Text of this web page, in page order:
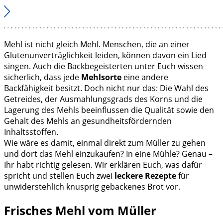
Mehl ist nicht gleich Mehl. Menschen, die an einer
Glutenunverträglichkeit leiden, können davon ein Lied
singen. Auch die Backbegeisterten unter Euch wissen
sicherlich, dass jede Mehlsorte eine andere
Backfähigkeit besitzt. Doch nicht nur das: Die Wahl des
Getreides, der Ausmahlungsgrads des Korns und die
Lagerung des Mehls beeinflussen die Qualität sowie den
Gehalt des Mehls an gesundheitsfördernden
Inhaltsstoffen.
Wie wäre es damit, einmal direkt zum Müller zu gehen
und dort das Mehl einzukaufen? In eine Mühle? Genau –
Ihr habt richtig gelesen. Wir erklären Euch, was dafür
spricht und stellen Euch zwei leckere Rezeptefür
unwiderstehlich knusprig gebackenes Brot vor.
Frisches Mehl vom Müller